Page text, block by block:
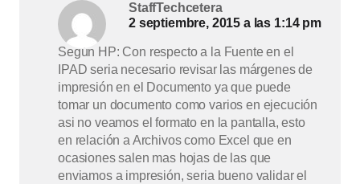
StaffTechcetera
2 septiembre, 2015 a las 1:14 pm
Según HP: Con respecto a la Fuente en el
IPAD seria necesario revisar las márgenes de
impresión en el Documento ya que puede
tomar un documento como varios en ejecución
asi no veamos el formato en la pantalla, esto
en relación a Archivos como Excel que en
ocasiones salen mas hojas de las que
enviamos a impresión, seria bueno validar el